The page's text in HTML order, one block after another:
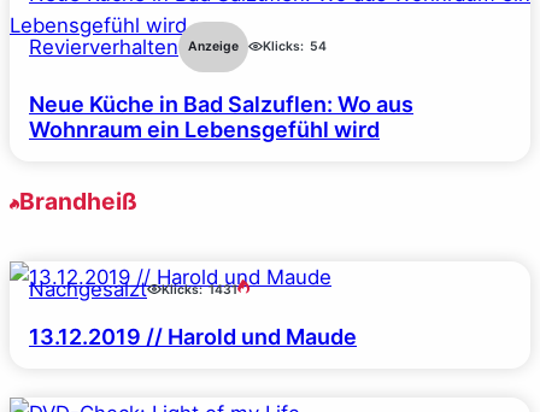
Revierverhalten Anzeige Klicks: 54
Neue Küche in Bad Salzuflen: Wo aus
Wohnraum ein Lebensgefühl wird
Brandheiß
Nachgesalzt Klicks: 1431
13.12.2019 // Harold und Maude